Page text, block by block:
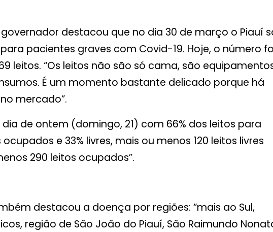
governador destacou que no dia 30 de março o Piauí
pacientes graves com Covid-19. Hoje, o número
leitos. “Os leitos não são só cama, são
É um momento bastante delicado porque há
mercado”.
de ontem (domingo, 21) com 66% dos leitos para
e 33% livres, mais ou menos 120 leitos livres
290 leitos ocupados”.
destacou a doença por regiões: “mais ao Sul,
região de São João do Piauí, São Raimundo